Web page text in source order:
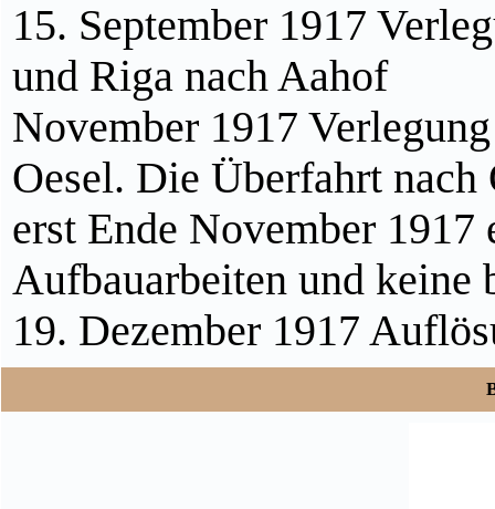
15. September 1917
und Riga nach Aahof
November 1917
Oesel. Die Überfahrt
erst Ende November
Aufbauarbeiten und keine
19. Dezember 1917